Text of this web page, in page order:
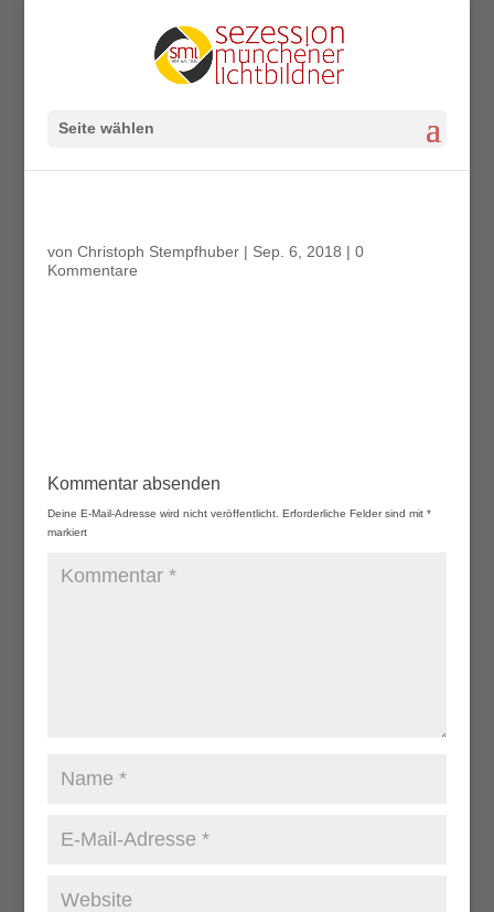
Seite wählen
von Christoph Stempfhuber| Sep. 6, 2018 | 0
Kommentare
Kommentar absenden
Deine E-Mail-Adresse wird nicht veröffentlicht. Erforderliche Felder sind mit *
markiert